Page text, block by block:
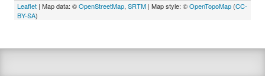
Leaflet | Map data: ©OpenStreetMap, SRTM | Map style: ©OpenTopoMap (CC-
BY-SA)